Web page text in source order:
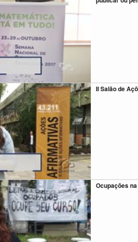
II Salão de
Ocupações na